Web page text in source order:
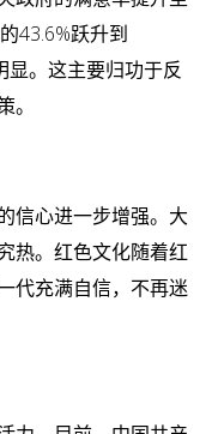
43.6%跃升到
显。这主要归功于反
信心进一步增强。大
热。红色文化随着红
代充满自信，不再迷